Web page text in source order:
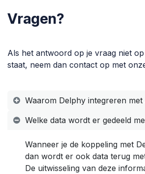
Vragen?
Als het antwoord op je vraag niet
staat, neem dan contact op met
Waarom Delphy integreren
Welke data wordt er gedeeld
Wanneer je de koppeling met
dan wordt er ook data terug
De uitwisseling van deze